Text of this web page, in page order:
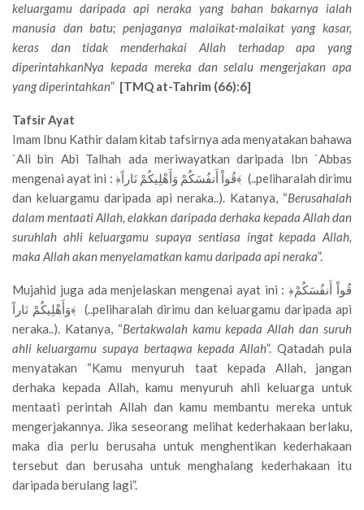
keluargamu daripada api neraka yang bahan bakarnya ialah
manusia dan batu; penjaganya malaikat-malaikat yang kasar,
keras dan tidak menderhakai Allah terhadap apa yang
diperintahkanNya kepada mereka dan selalu mengerjakan apa
yang diperintahkan” [TMQ at-Tahrim (66):6]
Tafsir Ayat
Imam Ibnu Kathir dalam kitab tafsirnya ada menyatakan bahawa
`Ali bin Abi Talhah ada meriwayatkan daripada Ibn `Abbas
mengenai ayat ini : ﴿قُواْ أَنفُسَكُمْ وَأَهْلِيكُمْ نَاراً﴾ (..peliharalah dirimu
dan keluargamu daripada api neraka..). Katanya, “Berusahalah
dalam mentaati Allah, elakkan daripada derhaka kepada Allah dan
suruhlah ahli keluargamu supaya sentiasa ingat kepada Allah,
maka Allah akan menyelamatkan kamu daripada api neraka”.
Mujahid juga ada menjelaskan mengenai ayat ini : ﴿قُواْ أَنفُسَكُمْ
وَأَهْلِيكُمْ نَاراً﴾ (..peliharalah dirimu dan keluargamu daripada api
neraka..). Katanya, “Bertakwalah kamu kepada Allah dan suruh
ahli keluargamu supaya bertaqwa kepada Allah”. Qatadah pula
menyatakan “Kamu menyuruh taat kepada Allah, jangan
derhaka kepada Allah, kamu menyuruh ahli keluarga untuk
mentaati perintah Allah dan kamu membantu mereka untuk
mengerjakannya. Jika seseorang melihat kederhakaan berlaku,
maka dia perlu berusaha untuk menghentikan kederhakaan
tersebut dan berusaha untuk menghalang kederhakaan itu
daripada berulang lagi”.